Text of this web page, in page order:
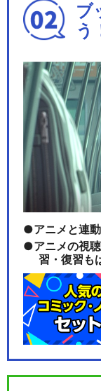
ブ
う
アニメと連
アニメの視
習・復習も